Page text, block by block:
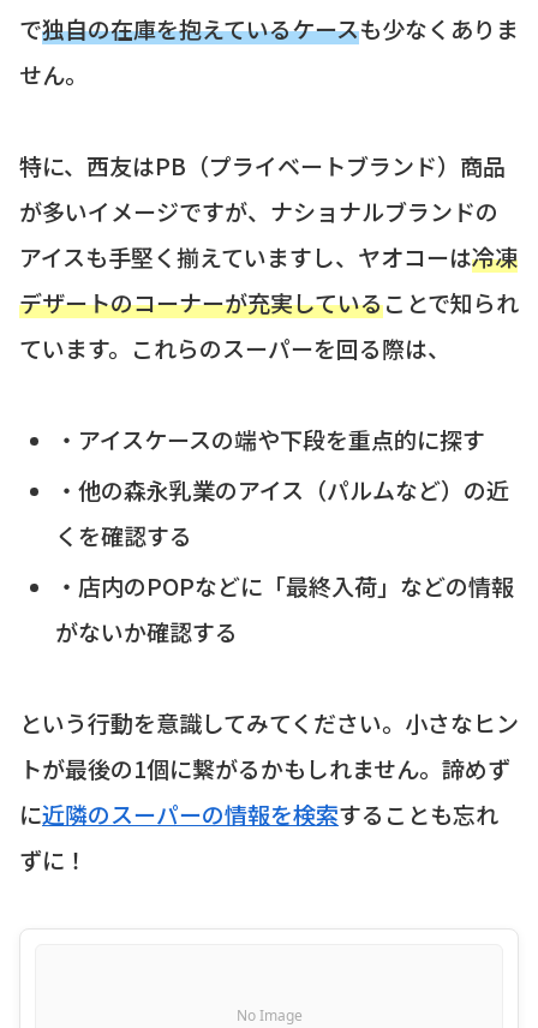
で独自の在庫を抱えているケースも少なくありま
せん。
特に、西友はPB（プライベートブランド）商品
が多いイメージですが、ナショナルブランドの
アイスも手堅く揃えていますし、ヤオコーは冷凍
デザートのコーナーが充実していることで知られ
ています。これらのスーパーを回る際は、
・アイスケースの端や下段を重点的に探す
・他の森永乳業のアイス（パルムなど）の近
くを確認する
・店内のPOPなどに「最終入荷」などの情報
がないか確認する
という行動を意識してみてください。小さなヒン
トが最後の1個に繋がるかもしれません。諦めず
に近隣のスーパーの情報を検索することも忘れ
ずに！
No Image